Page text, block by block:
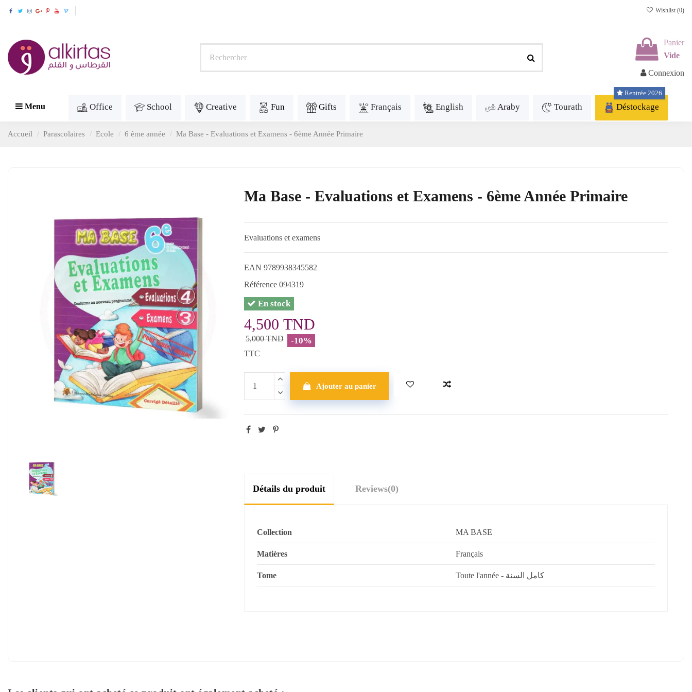
Wishlist (0)
Panier
Vide
Connexion
Menu Office School Creative Fun Gifts Français English Araby Tourath Déstockage
Rentrée 2026
Accueil Parascolaires Ecole 6 ème année Ma Base - Evaluations et Examens - 6ème Année Primaire
Ma Base - Evaluations et Examens - 6ème Année Primaire
Evaluations et examens
EAN 9789938345582
Référence 094319
En stock
4,500 TND
5,000 TND -10%
TTC
Ajouter au panier
Détails du produit Reviews(0)
Collection MA BASE
Matières Français
Tome Toute l'année - كامل السنة